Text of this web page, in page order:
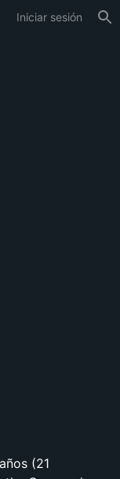
Iniciar sesión
(21